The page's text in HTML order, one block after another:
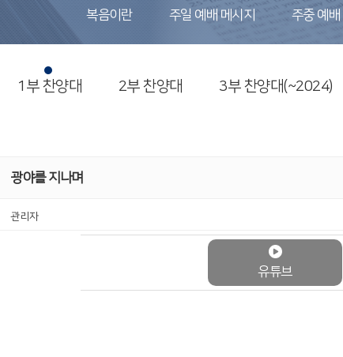
복음이란 주일 예배 메시지 주중 예배
1부 찬양대 2부 찬양대 3부 찬양대(~2024)
광야를 지나며
관리자
유튜브